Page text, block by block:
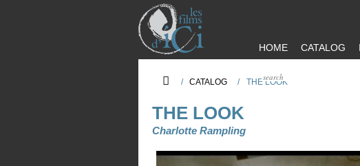
HOME CATALOG
/ CATALOG / THE LOOK
THE LOOK
Charlotte Rampling